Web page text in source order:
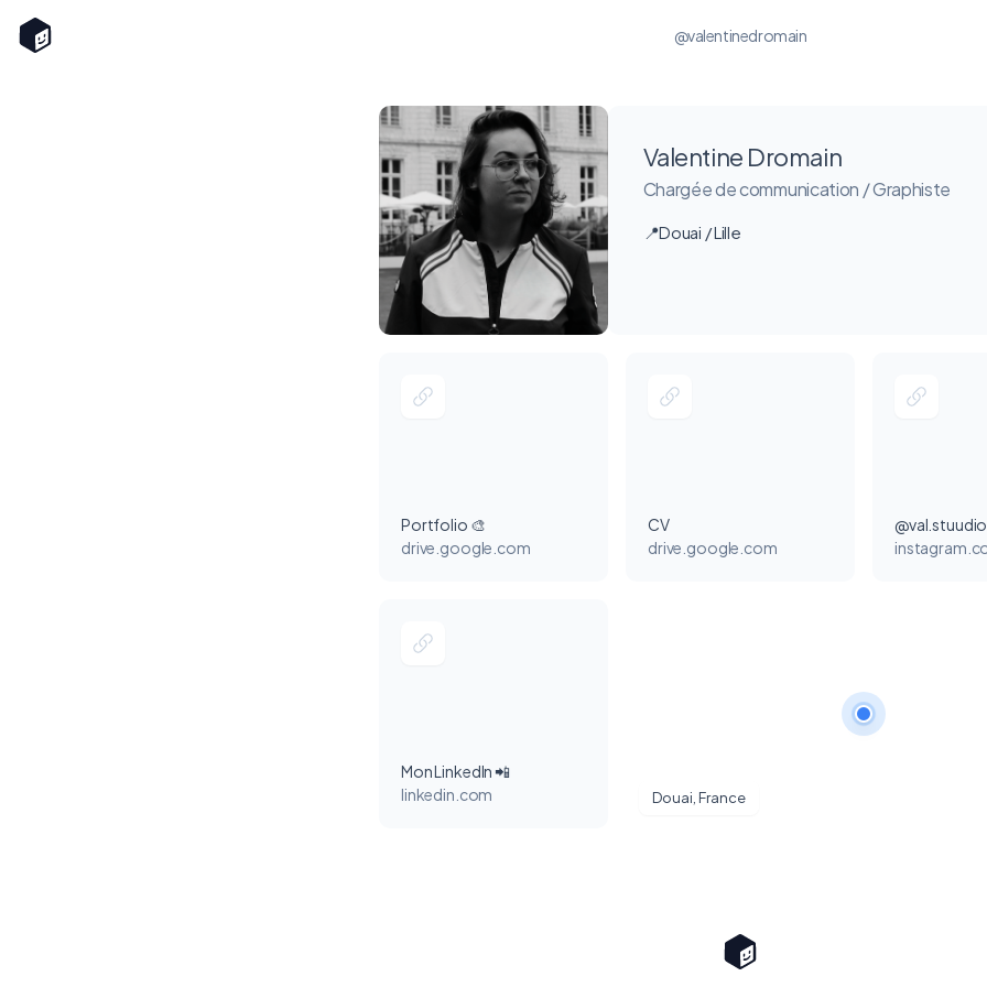
@valentinedromain
Valentine Dromain
Chargée de communication / Graphiste
📍Douai / Lille
Portfolio 🎨
drive.google.com
CV
drive.google.com
@val.stuudio
Mon LinkedIn 📲
linkedin.com
Douai, France